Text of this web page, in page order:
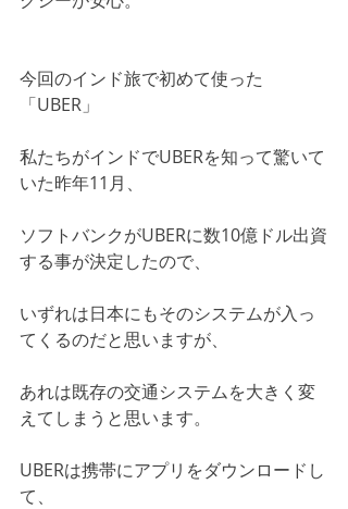
今回のインド旅で初めて使った
「UBER」
私たちがインドでUBERを知って驚いて
いた昨年11月、
ソフトバンクがUBERに数10億ドル出資
する事が決定したので、
いずれは日本にもそのシステムが入っ
てくるのだと思いますが、
あれは既存の交通システムを大きく変
えてしまうと思います。
UBERは携帯にアプリをダウンロードし
て、